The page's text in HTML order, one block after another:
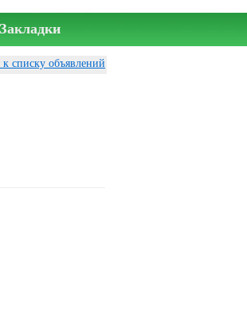
Закладки
к списку объявлений